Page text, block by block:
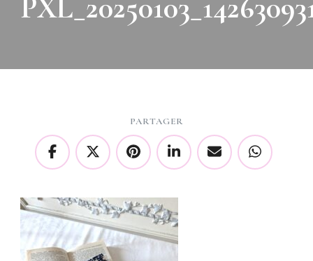
PARTAGER